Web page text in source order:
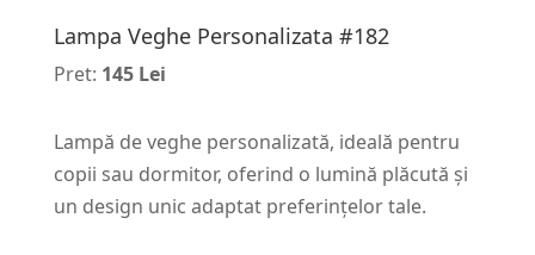
Lampa Veghe Personalizata #182
Pret: 145 Lei
Lampă de veghe personalizată, ideală pentru
copii sau dormitor, oferind o lumină plăcută și
un design unic adaptat preferințelor tale.